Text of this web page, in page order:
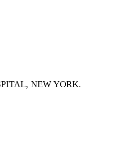
NEW YORK.